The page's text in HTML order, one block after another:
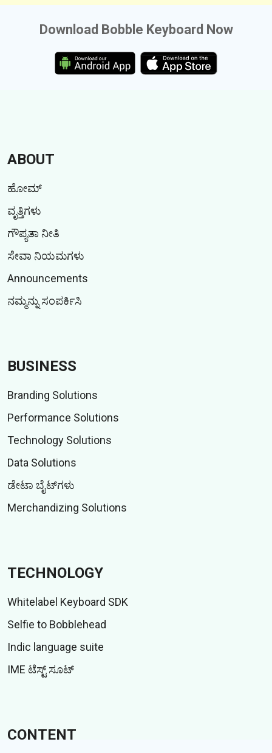
Download Bobble Keyboard Now
ABOUT
ಹೋಮ್
ವೃತ್ತಿಗಳು
ಗೌಪ್ಯತಾ ನೀತಿ
ಸೇವಾ ನಿಯಮಗಳು
Announcements
ನಮ್ಮನ್ನು ಸಂಪರ್ಕಿಸಿ
BUSINESS
Branding Solutions
Performance Solutions
Technology Solutions
Data Solutions
ಡೇಟಾ ಬೈಟ್‌ಗಳು
Merchandizing Solutions
TECHNOLOGY
Whitelabel Keyboard SDK
Selfie to Bobblehead
Indic language suite
IME ಟೆಸ್ಟ್ ಸೂಟ್
CONTENT